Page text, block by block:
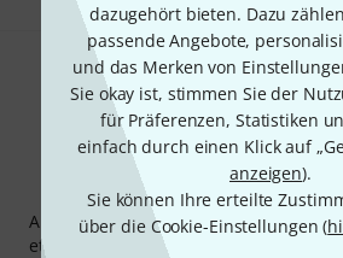
dazugehört bieten. Dazu
passende Angebote,
und das Merken von
Sie okay ist, stimmen Sie der
für Präferenzen, Statistiken
einfach durch einen Klick auf
anzeigen).
Sie können Ihre erteilte
über die Cookie-Einstellungen (
Thomann
Abonniere den Thomann Newsletter
etwas Glück einen von